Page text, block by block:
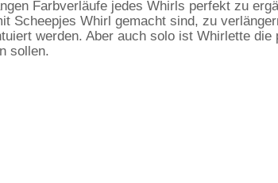
Farbverläufe jedes Whirls perfekt zu
Whirl gemacht sind, zu
werden. Aber auch solo ist Whirlette
sollen.